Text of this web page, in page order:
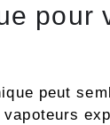
pour
peut